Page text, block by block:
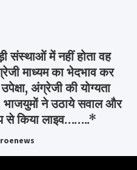
संस्थाओं में नहीं होता वह
माध्यम का भेदभाव कर
अंग्रेजी की योग्यता
भाजयुमों ने उठाये सवाल और
से किया लाइव……..*